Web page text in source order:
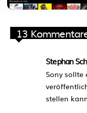
13
Stephan
Sony sollte
stellen